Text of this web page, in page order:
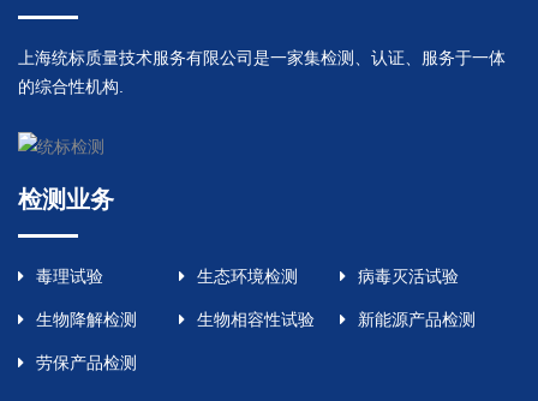
上海统标质量技术服务有限公司是一家集检测、认证、服务于一体
的综合性机构.
检测业务
毒理试验 生态环境检测 病毒灭活试验
生物降解检测 生物相容性试验 新能源产品检测
劳保产品检测